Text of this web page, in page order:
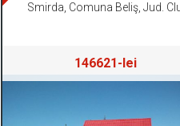
Smirda, Comuna Beliş, Jud.
146621-lei